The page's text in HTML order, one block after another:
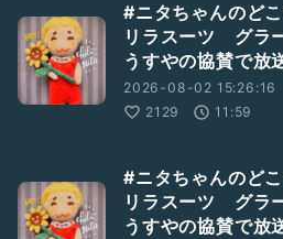
#ニタちゃんのど
リラスーツ グラ
うすやの協賛で放
2026-08-02 15:26:16
2129
11:59
#ニタちゃんのど
リラスーツ グラ
うすやの協賛で放